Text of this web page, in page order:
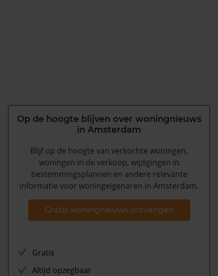
Op de hoogte blijven over woningnieuws
in Amsterdam
Blijf op de hoogte van verkochte woningen,
woningen in de verkoop, wijzigingen in
bestemmingsplannen en andere relevante
informatie voor woningeigenaren in Amsterdam.
Gratis woningnieuws ontvangen
Gratis
Altijd opzegbaar